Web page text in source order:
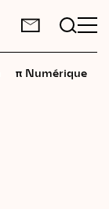
π Numérique